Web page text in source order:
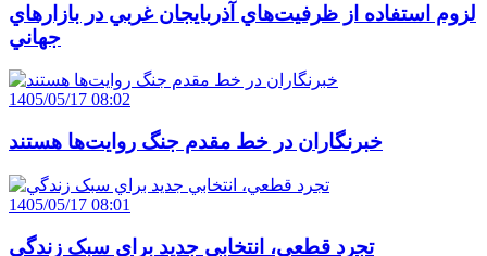
لزوم استفاده از ظرفيت‌هاي آذربايجان غربي در بازارهاي
جهاني
1405/05/17 08:02
خبرنگاران در خط مقدم جنگ روايت‌ها هستند
1405/05/17 08:01
تجرد قطعي، انتخابي جديد براي سبک زندگي